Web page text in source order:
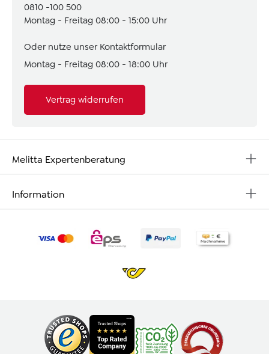
0810 -100 500
Montag - Freitag 08:00 - 15:00 Uhr
Oder nutze unser Kontaktformular
Montag - Freitag 08:00 - 18:00 Uhr
Vertrag widerrufen
Melitta Expertenberatung
Information